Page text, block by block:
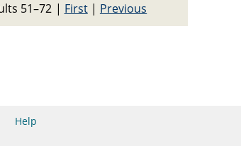
51–72 | First| Previous
Help